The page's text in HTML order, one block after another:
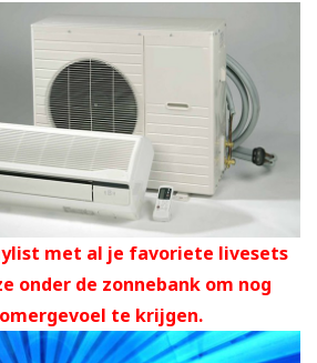
met al je favoriete livesets
onder de zonnebank om nog
te krijgen.